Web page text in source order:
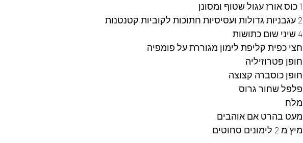
1 כוס אורז עגול שטוף ומסונן
2 עגבניות גדולות ועסיסיות חתוכות לקוביות קטנטנות
4 שיני שום כתושות
חצי כפית קליפת לימון מגוררת על פומפיה
חופן פטרוזיליה
חופן כוסברה קצוצה
פלפל שחור גרוס
מלח
מעט בהרט אם אוהבים
מיץ מ 2 לימונים סחוטים